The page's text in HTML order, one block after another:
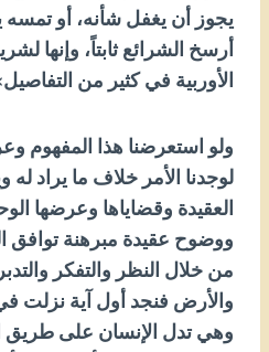
يجوز أن يغفل شأنه، أو تمسه
أرسخ الشرائع ثابتاً، وإنها
الأوربية في كثير من
ولو استعرضنا هذا المفهوم
لوجدنا الأمر خلاف ما يراد له
العقيدة وقضاياها وعرضها
ووضوح عقيدة مبرهنة توافق
من خلال النظر والتفكر
والأرض فنجد أول آية نزلت
وهي تدل الإنسان على طريق